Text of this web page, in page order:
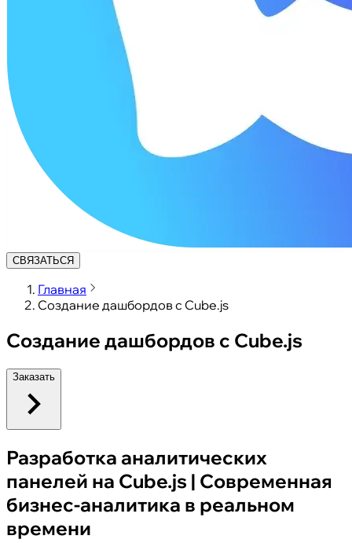
СВЯЗАТЬСЯ
Главная
Создание дашбордов с Cube.js
Создание дашбордов с Cube.js
Заказать
Разработка аналитических
панелей на Cube.js | Современная
бизнес-аналитика в реальном
времени